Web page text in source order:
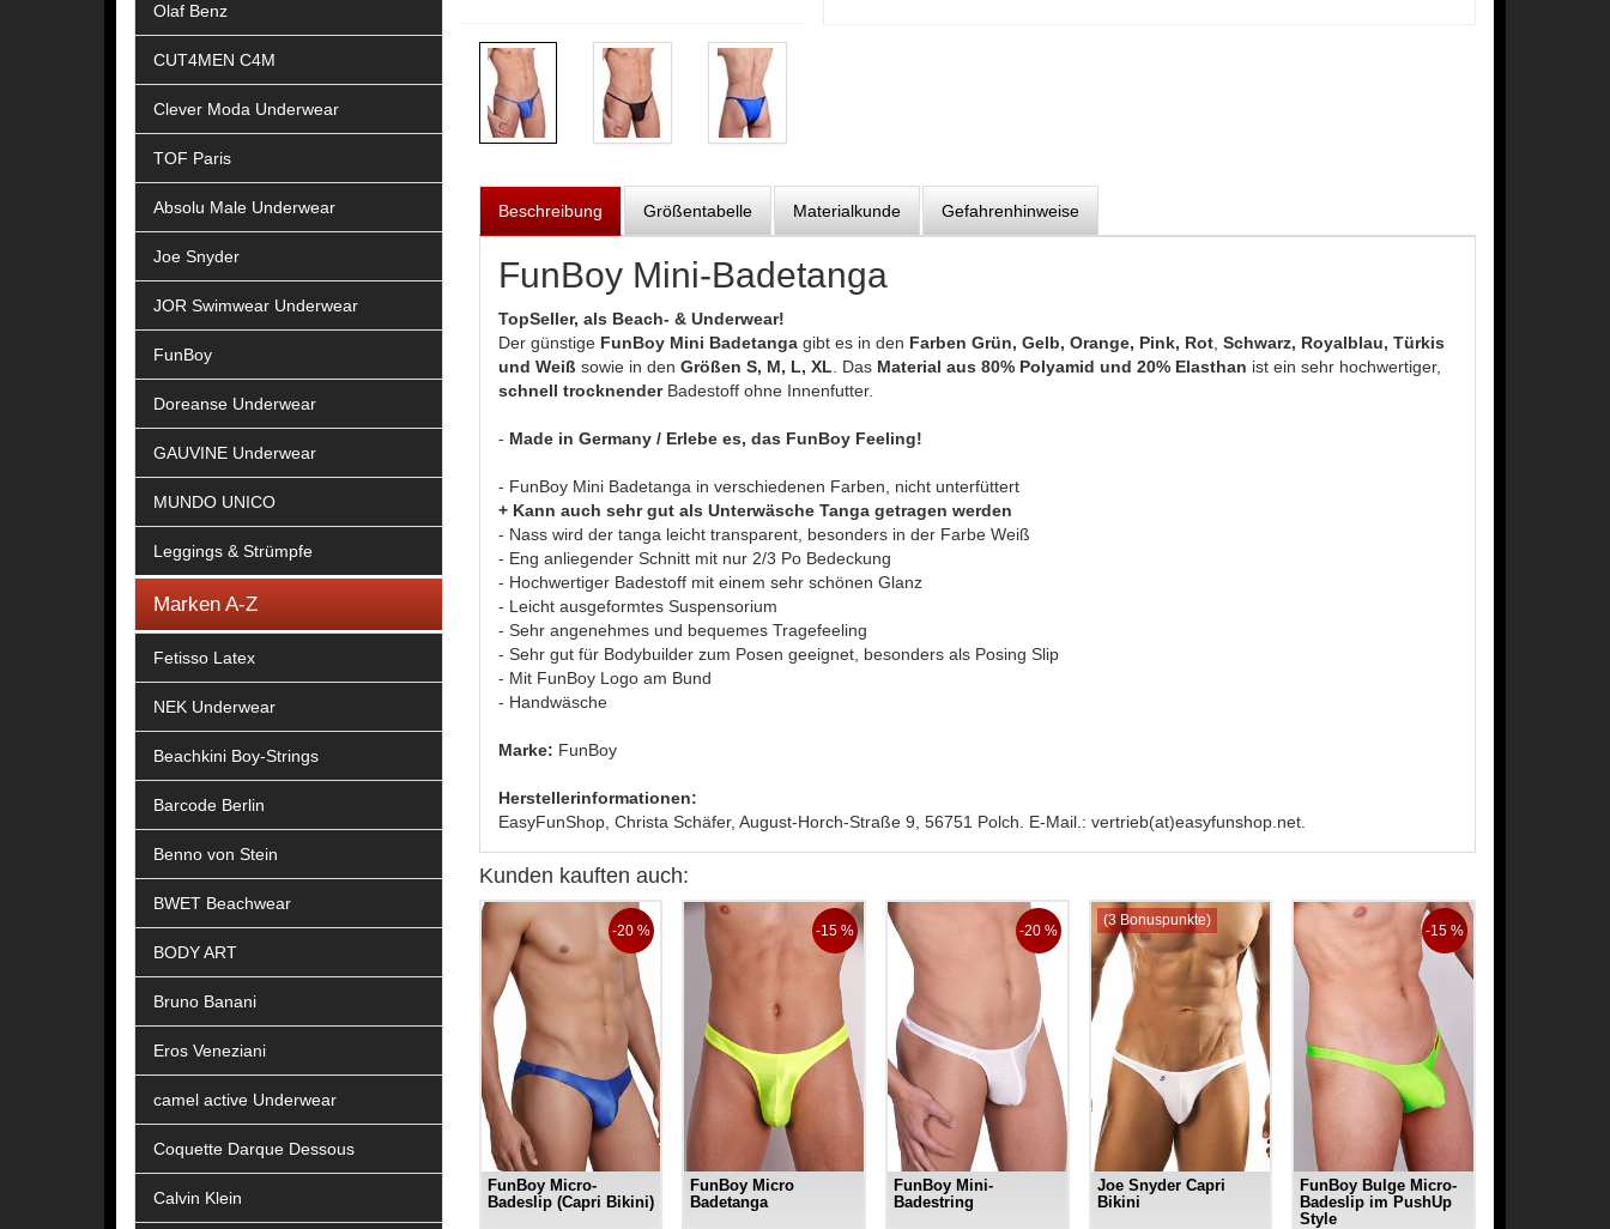
Olaf Benz
CUT4MEN C4M
Clever Moda Underwear
TOF Paris
Absolu Male Underwear
Joe Snyder
JOR Swimwear Underwear
FunBoy
Doreanse Underwear
GAUVINE Underwear
MUNDO UNICO
Leggings & Strümpfe
Marken A-Z
Fetisso Latex
NEK Underwear
Beachkini Boy-Strings
Barcode Berlin
Benno von Stein
BWET Beachwear
BODY ART
Bruno Banani
Eros Veneziani
camel active Underwear
Coquette Darque Dessous
Calvin Klein
Beschreibung Größentabelle Materialkunde Gefahrenhinweise
FunBoy Mini-Badetanga
TopSeller, als Beach- & Underwear!
Der günstige FunBoy Mini Badetanga gibt es in den Farben Grün, Gelb, Orange, Pink, Rot, Schwarz, Royalblau, Türkis
und Weiß sowie in den Größen S, M, L, XL . Das Material aus 80% Polyamid und 20% Elasthan ist ein sehr hochwertiger,
schnell trocknenderBadestoff ohne Innenfutter.
- Made in Germany / Erlebe es, das FunBoy Feeling!
- FunBoy Mini Badetanga in verschiedenen Farben, nicht unterfüttert
+ Kann auch sehr gut als Unterwäsche Tanga getragen werden
- Nass wird der tanga leicht transparent, besonders in der Farbe Weiß
- Eng anliegender Schnitt mit nur 2/3 Po Bedeckung
- Hochwertiger Badestoff mit einem sehr schönen Glanz
- Leicht ausgeformtes Suspensorium
- Sehr angenehmes und bequemes Tragefeeling
- Sehr gut für Bodybuilder zum Posen geeignet, besonders als Posing Slip
- Mit FunBoy Logo am Bund
- Handwäsche
Marke: FunBoy
Herstellerinformationen:
EasyFunShop, Christa Schäfer, August-Horch-Straße 9, 56751 Polch. E-Mail.: vertrieb(at)easyfunshop.net.
Kunden kauften auch:
-20 %
FunBoy Micro-
Badeslip (Capri Bikini)
-15 %
FunBoy Micro
Badetanga
-20 %
FunBoy Mini-
Badestring
(3 Bonuspunkte)
Joe Snyder Capri
Bikini
-15 %
FunBoy Bulge Micro-
Badeslip im PushUp
Style